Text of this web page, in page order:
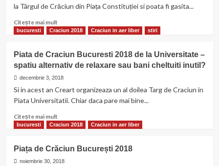
Piata
Constitutiei
2018
la Târgul de Crăciun din Piața Constituției si poata fi gasita...
Citește mai multCitește
mai
Caravana
Coca-
Cola
revine
in
bucuresti Craciun 2018 Craciun in aer liber stiri
Piata de Craciun Bucuresti 2018 de la Universitate –
spatiu alternativ de relaxare sau bani cheltuiti inutil?
decembrie 3, 2018
Si in acest an Creart organizeaza un al doilea Targ de Craciun in
Piata Universitatii. Chiar daca pare mai bine...
Citește mai multCitește
mai
Piata
de
bucuresti Craciun 2018 Craciun in aer liber
Piața de Crăciun București 2018
noiembrie 30, 2018